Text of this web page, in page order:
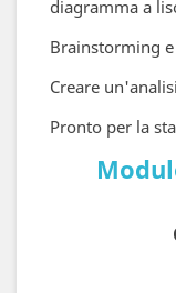
diagramma a
Brainstorming
Creare
Pronto per la